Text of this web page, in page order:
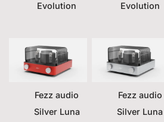
Evolution
Evolution
Fezz audio
Silver Luna
Fezz audio
Silver Luna